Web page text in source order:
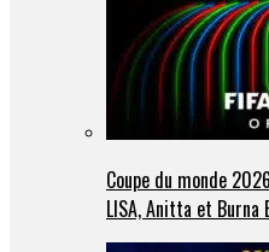
Coupe du monde
LISA, Anitta et Burna